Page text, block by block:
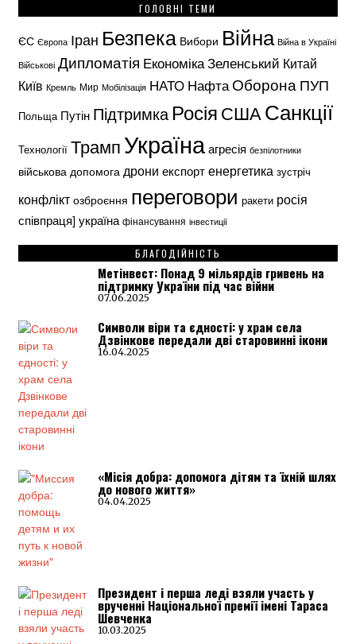
ГОЛОВНІ ТЕМИ
ЄС Європа Іран Безпека Вибори Війна Війна в Україні
Військові Дипломатія ЕкономікаЗеленський Китай
Київ Кремль Мир Мобілізація НАТО НафтаОборона ПУП
Польща Путін ПідтримкаРосіяСШАСанкції
Технології ТрампУкраїнаагресія безпілотники
військова допомога дрони експорт енергетика зустріч
конфлікт озброєння переговори ракети росія
співпраця] україна фінансування інвестиції
БЛАГОДІЙНІСТЬ
Метінвест: Понад 9 мільярдів гривень на
підтримку України під час війни
07.06.2025
Символи віри та єдності: у храм села
Дзвінкове передали дві старовинні ікони
16.04.2025
«Місія добра: допомога дітям та їхній шлях
до нового життя»
04.04.2025
Президент і перша леді взяли участь у
врученні Національної премії імені Тараса
Шевченка
10.03.2025